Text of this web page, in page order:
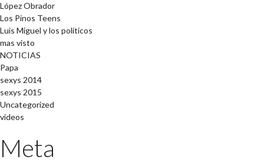
López Obrador
Los Pinos Teens
Luis Miguel y los políticos
mas visto
NOTICIAS
Papa
sexys 2014
sexys 2015
Uncategorized
videos
Meta